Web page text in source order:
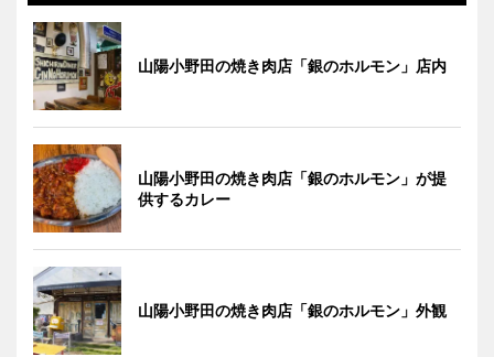
山陽小野田の焼き肉店「銀のホルモン」店内
山陽小野田の焼き肉店「銀のホルモン」が提
供するカレー
山陽小野田の焼き肉店「銀のホルモン」外観